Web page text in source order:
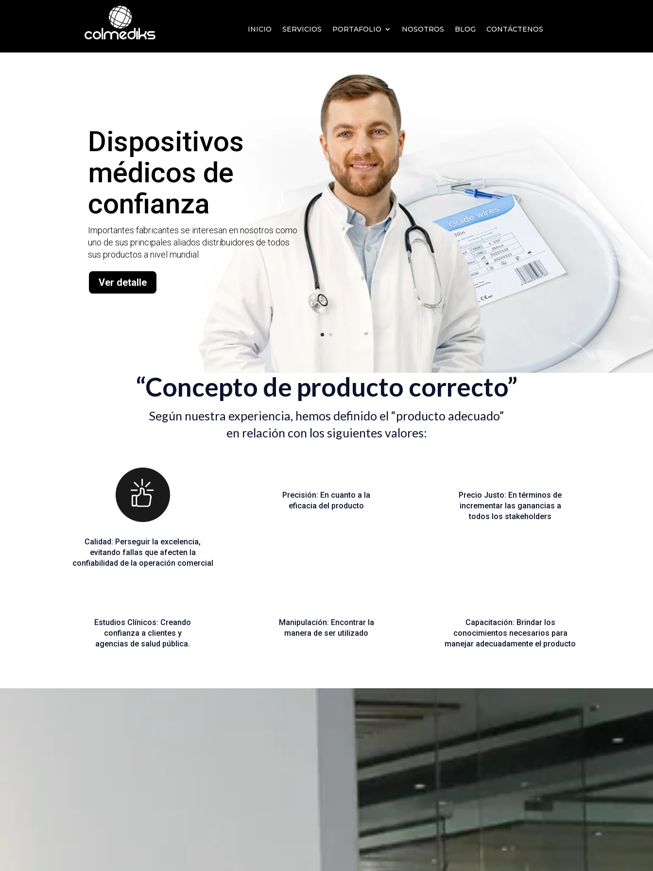
INICIO SERVICIOS PORTAFOLIO NOSOTROS BLOG CONTÁCTENOS
Dispositivos
médicos de
confianza
Importantes fabricantes se interesan en nosotros como
uno de sus principales aliados distribuidores de todos
sus productos a nivel mundial
Ver detalle
“Concepto de producto correcto”
Según nuestra experiencia, hemos definido el “producto adecuado”
en relación con los siguientes valores:
Calidad: Perseguir la excelencia,
evitando fallas que afecten la
confiabilidad de la operación comercial
Precisión: En cuanto a la
eficacia del producto
Precio Justo: En términos de
incrementar las ganancias a
todos los stakeholders
Estudios Clínicos: Creando
confianza a clientes y
agencias de salud pública.
Manipulación: Encontrar la
manera de ser utilizado
Capacitación: Brindar los
conocimientos necesarios para
manejar adecuadamente el producto